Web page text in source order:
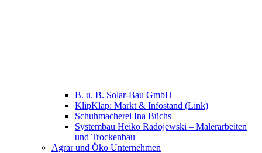
B. u. B. Solar-Bau GmbH
KlipKlap: Markt & Infostand (Link)
Schuhmacherei Ina Büchs
Systembau Heiko Radojewski – Malerarbeiten
und Trockenbau
Agrar und Öko Unternehmen